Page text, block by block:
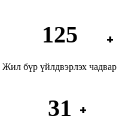
200
Жил бүр үйлдвэрлэх чадвар
50